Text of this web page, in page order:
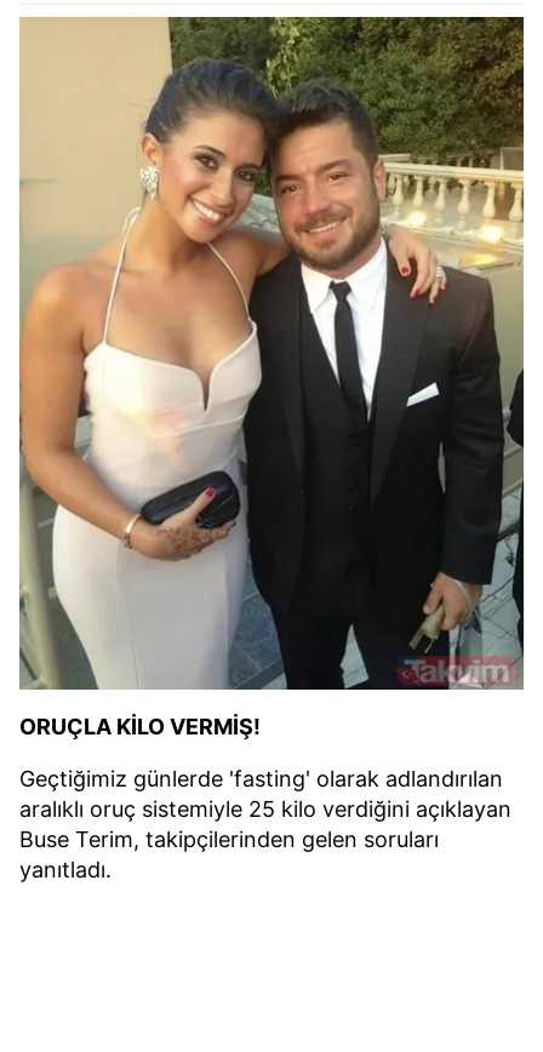
ORUÇLA KİLO VERMİŞ!
Geçtiğimiz günlerde 'fasting' olarak adlandırılan
aralıklı oruç sistemiyle 25 kilo verdiğini açıklayan
Buse Terim, takipçilerinden gelen soruları
yanıtladı.